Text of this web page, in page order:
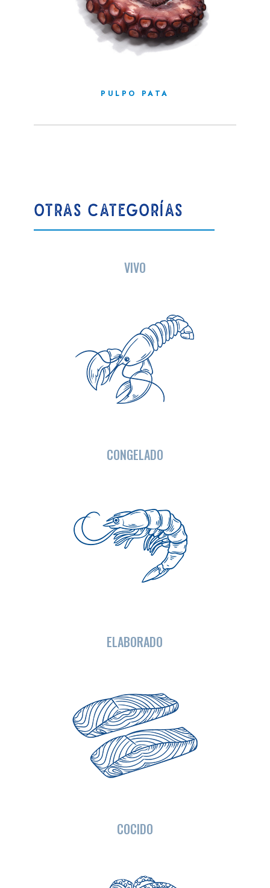
PULPO PATA
OTRAS CATEGORÍAS
VIVO
CONGELADO
ELABORADO
COCIDO